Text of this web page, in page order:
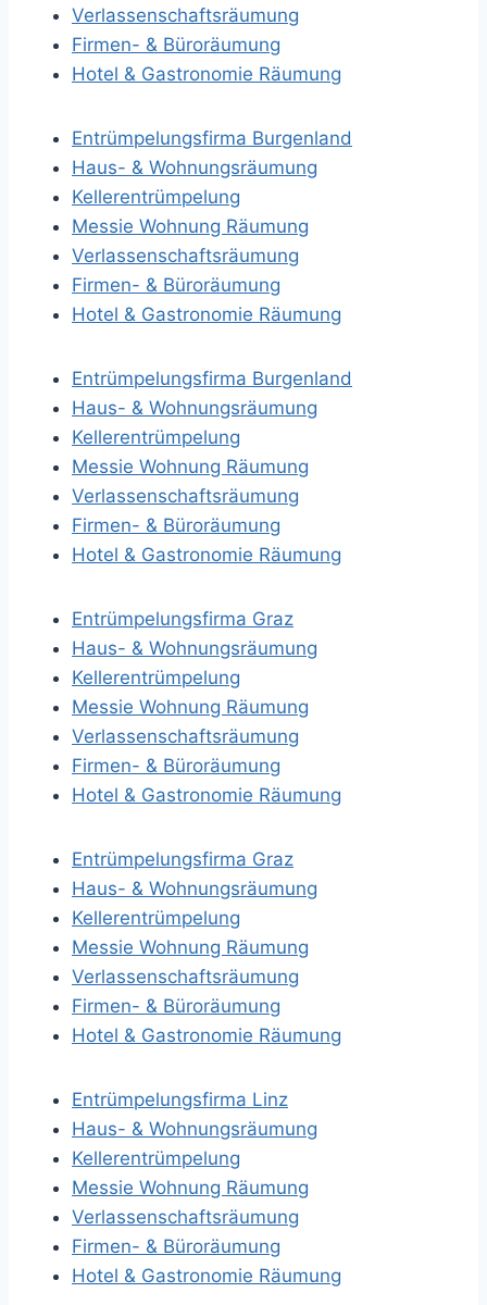
Verlassenschaftsräumung
Firmen- & Büroräumung
Hotel & Gastronomie Räumung
Entrümpelungsfirma Burgenland
Haus- & Wohnungsräumung
Kellerentrümpelung
Messie Wohnung Räumung
Verlassenschaftsräumung
Firmen- & Büroräumung
Hotel & Gastronomie Räumung
Entrümpelungsfirma Burgenland
Haus- & Wohnungsräumung
Kellerentrümpelung
Messie Wohnung Räumung
Verlassenschaftsräumung
Firmen- & Büroräumung
Hotel & Gastronomie Räumung
Entrümpelungsfirma Graz
Haus- & Wohnungsräumung
Kellerentrümpelung
Messie Wohnung Räumung
Verlassenschaftsräumung
Firmen- & Büroräumung
Hotel & Gastronomie Räumung
Entrümpelungsfirma Graz
Haus- & Wohnungsräumung
Kellerentrümpelung
Messie Wohnung Räumung
Verlassenschaftsräumung
Firmen- & Büroräumung
Hotel & Gastronomie Räumung
Entrümpelungsfirma Linz
Haus- & Wohnungsräumung
Kellerentrümpelung
Messie Wohnung Räumung
Verlassenschaftsräumung
Firmen- & Büroräumung
Hotel & Gastronomie Räumung